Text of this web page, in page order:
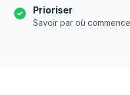
Prioriser
Savoir par où